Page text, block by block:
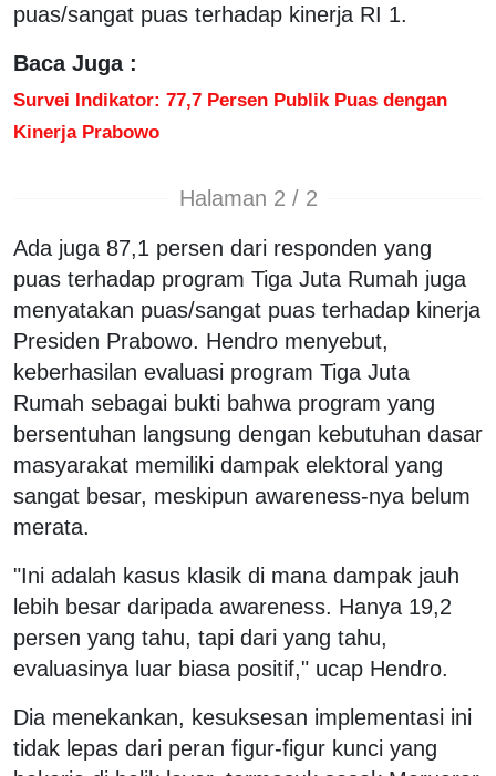
puas/sangat puas terhadap kinerja RI 1.
Baca Juga :
Survei Indikator: 77,7 Persen Publik Puas dengan
Kinerja Prabowo
Halaman 2 / 2
Ada juga 87,1 persen dari responden yang
puas terhadap program Tiga Juta Rumah juga
menyatakan puas/sangat puas terhadap kinerja
Presiden Prabowo. Hendro menyebut,
keberhasilan evaluasi program Tiga Juta
Rumah sebagai bukti bahwa program yang
bersentuhan langsung dengan kebutuhan dasar
masyarakat memiliki dampak elektoral yang
sangat besar, meskipun awareness-nya belum
merata.
"Ini adalah kasus klasik di mana dampak jauh
lebih besar daripada awareness. Hanya 19,2
persen yang tahu, tapi dari yang tahu,
evaluasinya luar biasa positif," ucap Hendro.
Dia menekankan, kesuksesan implementasi ini
tidak lepas dari peran figur-figur kunci yang